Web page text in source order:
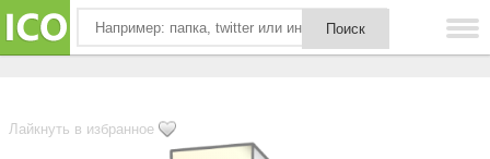
Лайкнуть в избранное